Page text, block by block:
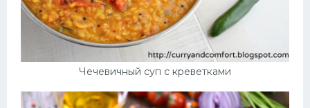
Чечевичный суп с креветками